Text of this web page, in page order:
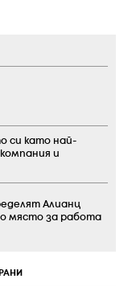
си като най-
и
Алианц
място за работа